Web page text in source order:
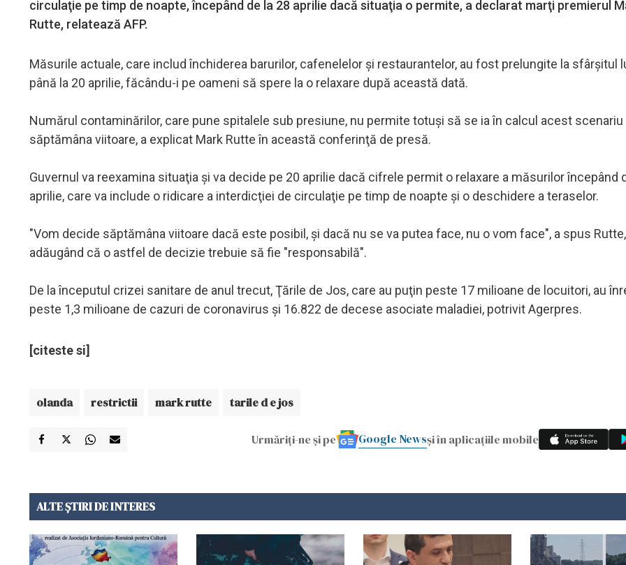
circulaţie pe timp de noapte, începând de la 28 aprilie dacă situaţia o permite, a declarat marţi premierul
Rutte, relatează AFP.
Măsurile actuale, care includ închiderea barurilor, cafenelelor şi restaurantelor, au fost prelungite la sfârşitul
până la 20 aprilie, făcându-i pe oameni să spere la o relaxare după această dată.
Numărul contaminărilor, care pune spitalele sub presiune, nu permite totuşi să se ia în calcul acest
săptămâna viitoare, a explicat Mark Rutte în această conferinţă de presă.
Guvernul va reexamina situaţia şi va decide pe 20 aprilie dacă cifrele permit o relaxare a măsurilor începând
aprilie, care va include o ridicare a interdicţiei de circulaţie pe timp de noapte şi o deschidere a teraselor.
"Vom decide săptămâna viitoare dacă este posibil, şi dacă nu se va putea face, nu o vom face", a spus Rutte,
adăugând că o astfel de decizie trebuie să fie "responsabilă".
De la începutul crizei sanitare de anul trecut, Ţările de Jos, care au puţin peste 17 milioane de locuitori, au
peste 1,3 milioane de cazuri de coronavirus şi 16.822 de decese asociate maladiei, potrivit Agerpres.
[citeste si]
olanda restrictii mark rutte tarile d e jos
Urmăriți-ne și pe Google Newsși în aplicațiile mobile
ALTE ȘTIRI DE INTERES